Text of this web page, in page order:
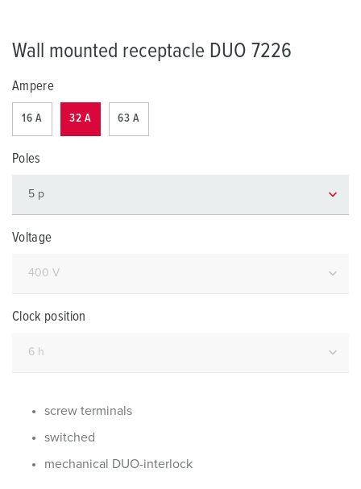
Wall mounted receptacle DUO 7226
Ampere
16 A 32 A 63 A
Poles
Voltage
Clock position
screw terminals
switched
mechanical DUO-interlock